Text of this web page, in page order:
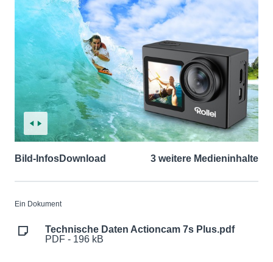
Bild-InfosDownload 3 weitere Medieninhalte
Ein Dokument
Technische Daten Actioncam 7s Plus.pdf
PDF - 196 kB